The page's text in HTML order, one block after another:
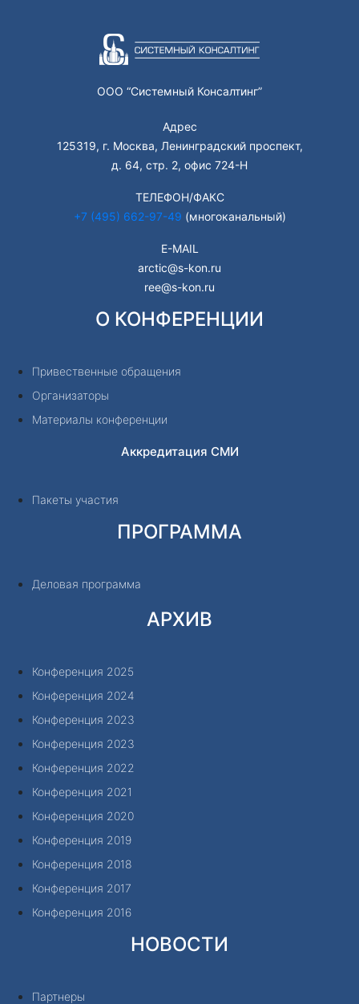
ООО “Системный Консалтинг”
Адрес
125319, г. Москва, Ленинградский проспект,
д. 64, стр. 2, офис 724-Н
ТЕЛЕФОН/ФАКС
+7 (495) 662-97-49 (многоканальный)
E-MAIL
arctic@s-kon.ru
ree@s-kon.ru
О КОНФЕРЕНЦИИ
Привественные обращения
Организаторы
Материалы конференции
Аккредитация СМИ
Пакеты участия
ПРОГРАММА
Деловая программа
АРХИВ
Конференция 2025
Конференция 2024
Конференция 2023
Конференция 2023
Конференция 2022
Конференция 2021
Конференция 2020
Конференция 2019
Конференция 2018
Конференция 2017
Конференция 2016
НОВОСТИ
Партнеры